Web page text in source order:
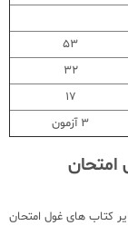
53
32
17
3 آزمون
امتحان
کتاب های غول امتحان